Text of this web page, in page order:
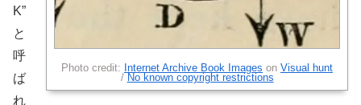
Photo credit: Internet Archive Book Images on Visual hunt
/ No known copyright restrictions
K”
と
呼
ば
れ